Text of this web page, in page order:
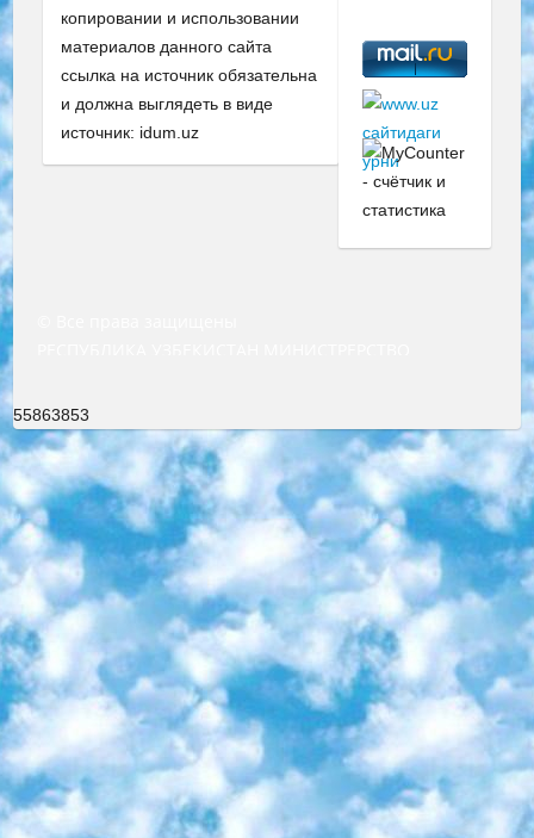
копировании и использовании
материалов данного сайта
ссылка на источник обязательна
и должна выглядеть в виде
источник: idum.uz
55863853